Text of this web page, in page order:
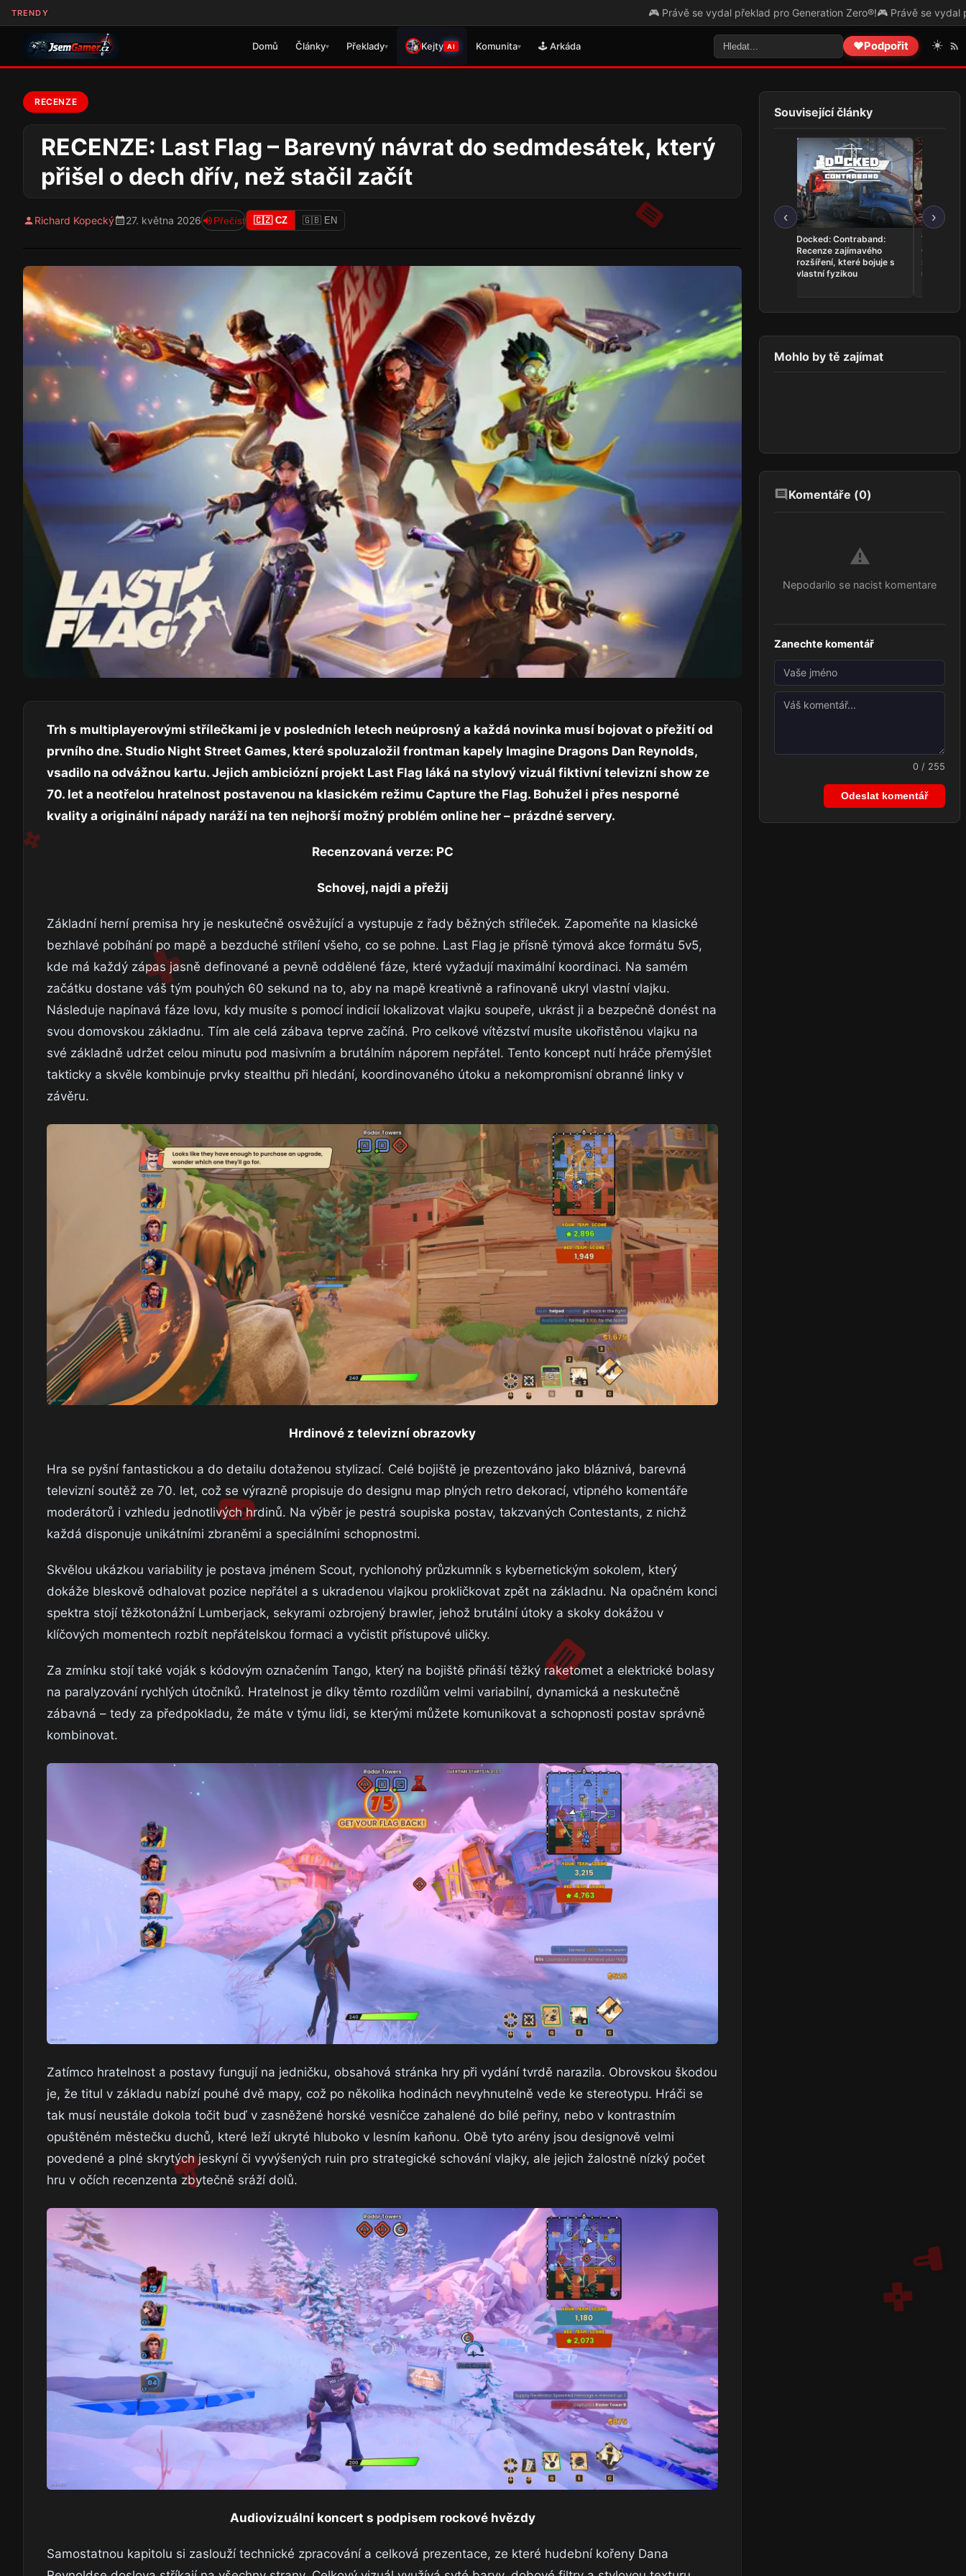
TRENDY 🎮 Právě se vydal překlad pro Generation Zero®!🎮 Právě se vydal překlad pro The Skin Stapler!🎮
Domů Články▾ Překlady▾ Kejty AI Komunita▾ 🕹️ Arkáda ❤️Podpořit ☀️
RECENZE
RECENZE: Last Flag – Barevný návrat do sedmdesátek, který
přišel o dech dřív, než stačil začít
Richard Kopecký 27. května 2026 Přečíst 🇨🇿 CZ 🇬🇧 EN
Trh s multiplayerovými střílečkami je v posledních letech neúprosný a každá novinka musí bojovat o přežití od
prvního dne. Studio Night Street Games, které spoluzaložil frontman kapely Imagine Dragons Dan Reynolds,
vsadilo na odvážnou kartu. Jejich ambiciózní projekt Last Flag láká na stylový vizuál fiktivní televizní show ze
70. let a neotřelou hratelnost postavenou na klasickém režimu Capture the Flag. Bohužel i přes nesporné
kvality a originální nápady naráží na ten nejhorší možný problém online her – prázdné servery.
Recenzovaná verze: PC
Schovej, najdi a přežij
Základní herní premisa hry je neskutečně osvěžující a vystupuje z řady běžných stříleček. Zapomeňte na klasické
bezhlavé pobíhání po mapě a bezduché střílení všeho, co se pohne. Last Flag je přísně týmová akce formátu 5v5,
kde má každý zápas jasně definované a pevně oddělené fáze, které vyžadují maximální koordinaci. Na samém
začátku dostane váš tým pouhých 60 sekund na to, aby na mapě kreativně a rafinovaně ukryl vlastní vlajku.
Následuje napínavá fáze lovu, kdy musíte s pomocí indicií lokalizovat vlajku soupeře, ukrást ji a bezpečně donést na
svou domovskou základnu. Tím ale celá zábava teprve začíná. Pro celkové vítězství musíte ukořistěnou vlajku na
své základně udržet celou minutu pod masivním a brutálním náporem nepřátel. Tento koncept nutí hráče přemýšlet
takticky a skvěle kombinuje prvky stealthu při hledání, koordinovaného útoku a nekompromisní obranné linky v
závěru.
Hrdinové z televizní obrazovky
Hra se pyšní fantastickou a do detailu dotaženou stylizací. Celé bojiště je prezentováno jako bláznivá, barevná
televizní soutěž ze 70. let, což se výrazně propisuje do designu map plných retro dekorací, vtipného komentáře
moderátorů i vzhledu jednotlivých hrdinů. Na výběr je pestrá soupiska postav, takzvaných Contestants, z nichž
každá disponuje unikátními zbraněmi a speciálními schopnostmi.
Skvělou ukázkou variability je postava jménem Scout, rychlonohý průzkumník s kybernetickým sokolem, který
dokáže bleskově odhalovat pozice nepřátel a s ukradenou vlajkou prokličkovat zpět na základnu. Na opačném konci
spektra stojí těžkotonážní Lumberjack, sekyrami ozbrojený brawler, jehož brutální útoky a skoky dokážou v
klíčových momentech rozbít nepřátelskou formaci a vyčistit přístupové uličky.
Za zmínku stojí také voják s kódovým označením Tango, který na bojiště přináší těžký raketomet a elektrické bolasy
na paralyzování rychlých útočníků. Hratelnost je díky těmto rozdílům velmi variabilní, dynamická a neskutečně
zábavná – tedy za předpokladu, že máte v týmu lidi, se kterými můžete komunikovat a schopnosti postav správně
kombinovat.
Zatímco hratelnost a postavy fungují na jedničku, obsahová stránka hry při vydání tvrdě narazila. Obrovskou škodou
je, že titul v základu nabízí pouhé dvě mapy, což po několika hodinách nevyhnutelně vede ke stereotypu. Hráči se
tak musí neustále dokola točit buď v zasněžené horské vesničce zahalené do bílé peřiny, nebo v kontrastním
opuštěném městečku duchů, které leží ukryté hluboko v lesním kaňonu. Obě tyto arény jsou designově velmi
povedené a plné skrytých jeskyní či vyvýšených ruin pro strategické schování vlajky, ale jejich žalostně nízký počet
hru v očích recenzenta zbytečně sráží dolů.
Audiovizuální koncert s podpisem rockové hvězdy
Samostatnou kapitolu si zaslouží technické zpracování a celková prezentace, ze které hudební kořeny Dana
Související články
‹
Docked: Contraband:
Recenze zajímavého
rozšíření, které bojuje s
vlastní fyzikou
The
Cthulhu:
slibného
›
Mohlo by tě zajímat
Komentáře (0)
⚠️
Nepodarilo se nacist komentare
Zanechte komentář
0 / 255
Odeslat komentář